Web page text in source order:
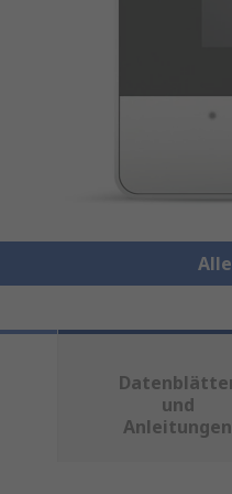
und
Anleitungen